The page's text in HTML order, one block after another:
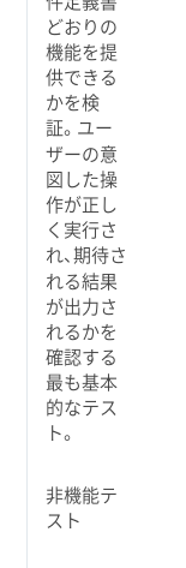
どおりの
機能を提
供できる
かを検
証。ユー
ザーの意
図した操
作が正し
く実行さ
れ、期待さ
れる結果
が出力さ
れるかを
確認する
最も基本
的なテス
ト。
非機能テ
スト